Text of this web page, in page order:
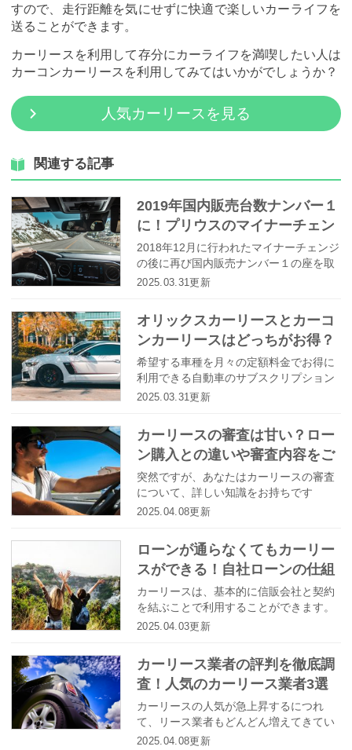
すので、走行距離を気にせずに快適で楽しいカーライフを
送ることができます。
カーリースを利用して存分にカーライフを満喫したい人は
カーコンカーリースを利用してみてはいかがでしょうか？
人気カーリースを見る
関連する記事
2019年国内販売台数ナンバー１
に！プリウスのマイナーチェン
ジで何が変わった？
2018年12月に行われたマイナーチェンジ
の後に再び国内販売ナンバー１の座を取
り返したプリウス。４代目の発売後に予
が変わったのでしょうか？ここでは注目
を浴びている内外装だけでなく、走りが
どのように進化しているのかについても
解説します。
2025.03.31更新
オリックスカーリースとカーコ
ンカーリースはどっちがお得？
評判やサービス内容の違いとは
希望する車種を月々の定額料金でお得に
利用できる自動車のサブスクリプション
サービスとしてカーリースに対する注目
スサービスの提供を開始しています。 数
あるカーリースサービスのなかでも特に
人気が高いと言えるオリックス自動車が
提供するオリックスカーリースとカーコ
ンビニ倶楽部が提供するカーコンカーリ
ビスの内容や評判などを紹介します。
2025.03.31更新
カーリースの審査は甘い？ロー
ン購入との違いや審査内容をご
紹介！
突然ですが、あなたはカーリースの審査
について、詳しい知識をお持ちです
か？ 具体的にカーリースとは何かとい
審査内容までを正しく理解し、自分に合
った方法でマイカーを手に入れる方法を
検討していきましょう。
2025.04.08更新
ローンが通らなくてもカーリー
スができる！自社ローンの仕組
みとメリット・デメリット
カーリースは、基本的に信販会社と契約
を結ぶことで利用することができます。
つまり、審査に通らなければ利用はでき
なそうだからと言って、金利の高いロー
ン契約をしてしまうのも考え物です。そ
んな方におすすめなのが「自社ローン」
となります。 ここでは、自社ローンの仕
組みと自社ローンでカーリースする際の
2025.04.03更新
カーリース業者の評判を徹底調
査！人気のカーリース業者3選
カーリースの人気が急上昇するにつれ
て、リース業者もどんどん増えてきてい
ます。多様な車種やプランの中から選べ
2025.04.08更新